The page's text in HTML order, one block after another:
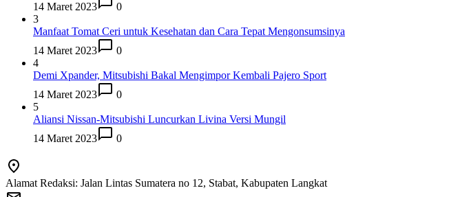
14 Maret 2023
0
3
Manfaat Tomat Ceri untuk Kesehatan dan Cara Tepat Mengonsumsinya
14 Maret 2023
0
4
Demi Xpander, Mitsubishi Bakal Mengimpor Kembali Pajero Sport
14 Maret 2023
0
5
Aliansi Nissan-Mitsubishi Luncurkan Livina Versi Mungil
14 Maret 2023
0
Alamat Redaksi: Jalan Lintas Sumatera no 12, Stabat, Kabupaten Langkat